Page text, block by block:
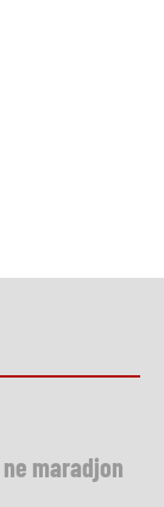
ne maradjon